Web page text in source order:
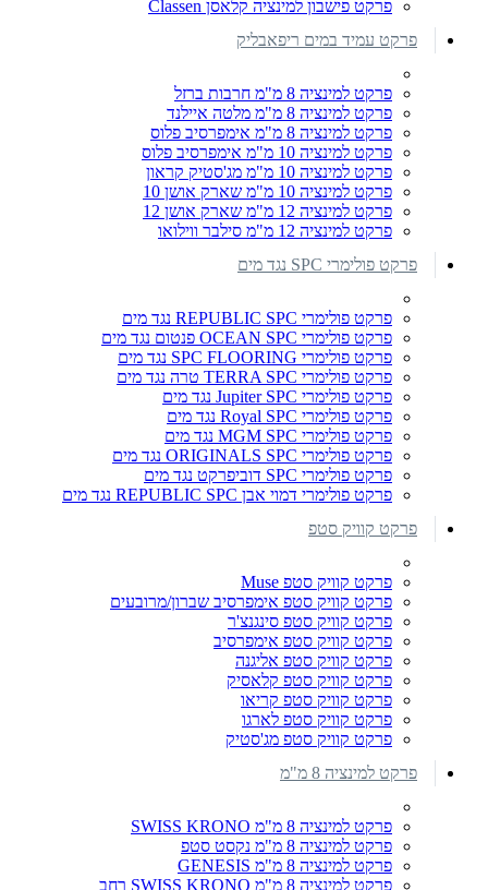
פרקט פישבון למינציה קלאסן Classen
פרקט עמיד במים ריפאבליק
פרקט למינציה 8 מ"מ חרבות ברזל
פרקט למינציה 8 מ"מ מלטה איילנד
פרקט למינציה 8 מ"מ אימפרסיב פלוס
פרקט למינציה 10 מ"מ אימפרסיב פלוס
פרקט למינציה 10 מ"מ מג'סטיק קראון
פרקט למינציה 10 מ"מ שארק אושן 10
פרקט למינציה 12 מ"מ שארק אושן 12
פרקט למינציה 12 מ"מ סילבר ווילואו
פרקט פולימרי SPC נגד מים
פרקט פולימרי REPUBLIC SPC נגד מים
פרקט פולימרי OCEAN SPC פנטום נגד מים
פרקט פולימרי SPC FLOORING נגד מים
פרקט פולימרי TERRA SPC טרה נגד מים
פרקט פולימרי Jupiter SPC נגד מים
פרקט פולימרי Royal SPC נגד מים
פרקט פולימרי MGM SPC נגד מים
פרקט פולימרי ORIGINALS SPC נגד מים
פרקט פולימרי SPC דוביפרקט נגד מים
פרקט פולימרי דמוי אבן REPUBLIC SPC נגד מים
פרקט קוויק סטפ
פרקט קוויק סטפ Muse
פרקט קוויק סטפ אימפרסיב שברון/מרובעים
פרקט קוויק סטפ סינגנצ'ר
פרקט קוויק סטפ אימפרסיב
פרקט קוויק סטפ אליגנה
פרקט קוויק סטפ קלאסיק
פרקט קוויק סטפ קריאו
פרקט קוויק סטפ לארגו
פרקט קוויק סטפ מג'סטיק
פרקט למינציה 8 מ"מ
פרקט למינציה 8 מ"מ SWISS KRONO
פרקט למינציה 8 מ"מ נקסט סטפ
פרקט למינציה 8 מ"מ GENESIS
פרקט למינציה 8 מ"מ SWISS KRONO רחב